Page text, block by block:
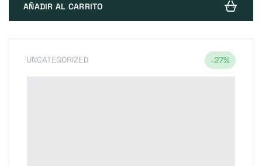
AÑADIR AL CARRITO
UNCATEGORIZED -27%